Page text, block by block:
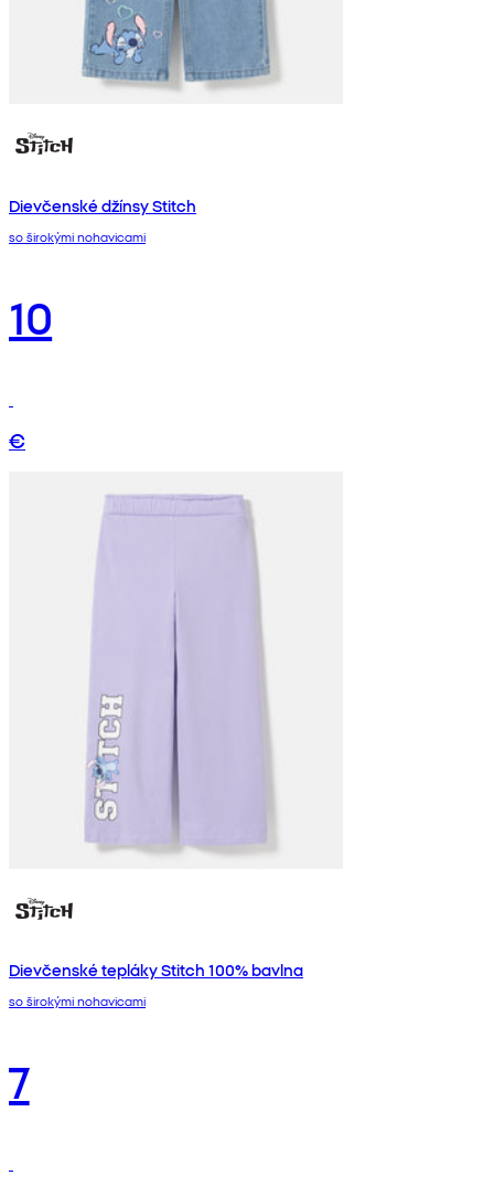
Dievčenské džínsy Stitch
so širokými nohavicami
10
€
Dievčenské tepláky Stitch 100% bavlna
so širokými nohavicami
7